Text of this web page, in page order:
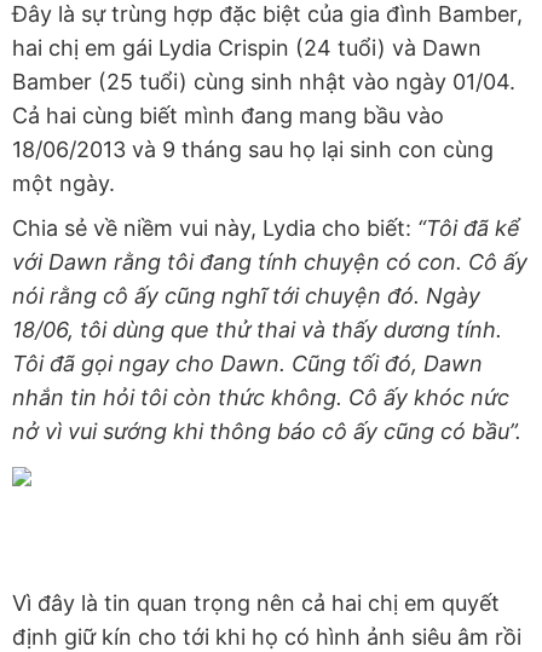
Đây là sự trùng hợp đặc biệt của gia đình Bamber,
hai chị em gái Lydia Crispin (24 tuổi) và Dawn
Bamber (25 tuổi) cùng sinh nhật vào ngày 01/04.
Cả hai cùng biết mình đang mang bầu vào
18/06/2013 và 9 tháng sau họ lại sinh con cùng
một ngày.
Chia sẻ về niềm vui này, Lydia cho biết: “Tôi đã kể
với Dawn rằng tôi đang tính chuyện có con. Cô ấy
nói rằng cô ấy cũng nghĩ tới chuyện đó. Ngày
18/06, tôi dùng que thử thai và thấy dương tính.
Tôi đã gọi ngay cho Dawn. Cũng tối đó, Dawn
nhắn tin hỏi tôi còn thức không. Cô ấy khóc nức
nở vì vui sướng khi thông báo cô ấy cũng có bầu”.
Vì đây là tin quan trọng nên cả hai chị em quyết
định giữ kín cho tới khi họ có hình ảnh siêu âm rồi